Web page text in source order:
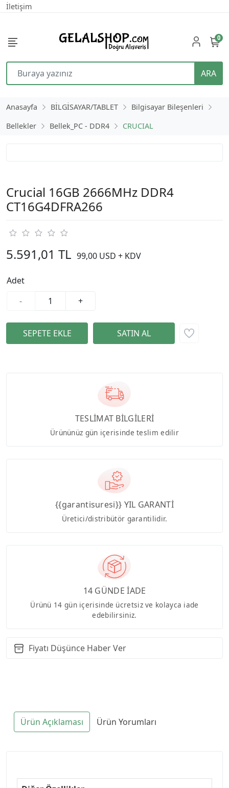
İletişim
ARA
0
Anasayfa BİLGİSAYAR/TABLET
Bilgisayar Bileşenleri
Bellekler
Bellek_PC - DDR4 CRUCIAL
Crucial 16GB 2666MHz DDR4
CT16G4DFRA266
5.591,01 TL 99,00 USD + KDV
Adet
-
+
TESLİMAT BİLGİLERİ
Ürününüz gün içerisinde teslim edilir
{{garantisuresi}} YIL GARANTİ
Üretici/distribütör garantilidir.
14 GÜNDE İADE
Ürünü 14 gün içerisinde ücretsiz ve kolayca iade
edebilirsiniz.
Fiyatı Düşünce Haber Ver
Ürün Açıklaması Ürün Yorumları